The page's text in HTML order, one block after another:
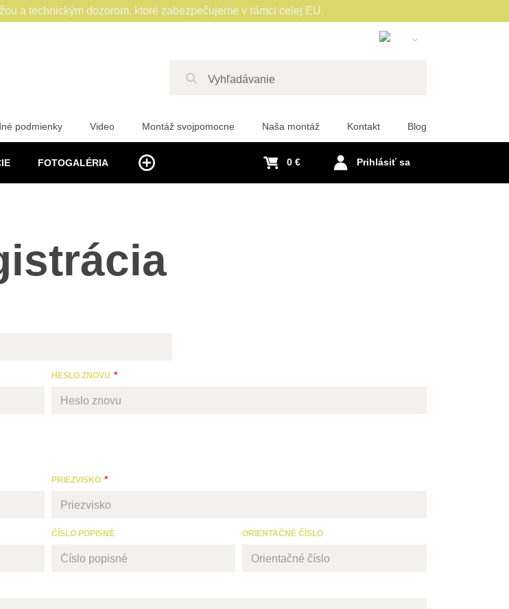
Polish
French
FOTOGALÉRIA
podmienky Video Montáž svojpomocne Naša montáž Kontakt Blog
Prihlásiť sa
0 €
a technickým dozorom, ktoré zabezpečujeme v rámci celej EÚ.
HESLO ZNOVU
PRIEZVISKO
ČÍSLO POPISNÉ ORIENTAČNÉ ČÍSLO